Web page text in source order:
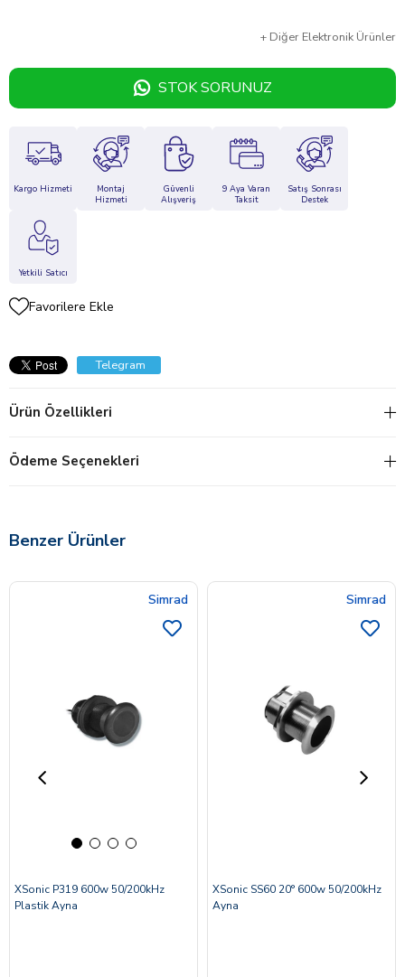
+ Diğer Elektronik Ürünler
STOK SORUNUZ
Kargo Hizmeti
Montaj
Hizmeti
Güvenli
Alışveriş
9 Aya Varan
Taksit
Satış Sonrası
Destek
Yetkili Satıcı
Favorilere Ekle
Telegram
Ürün Özellikleri
Ödeme Seçenekleri
Benzer Ürünler
Simrad
XSonic P319 600w 50/200kHz
Plastik Ayna
Simrad
XSonic SS60 20° 600w 50/200kHz
Ayna